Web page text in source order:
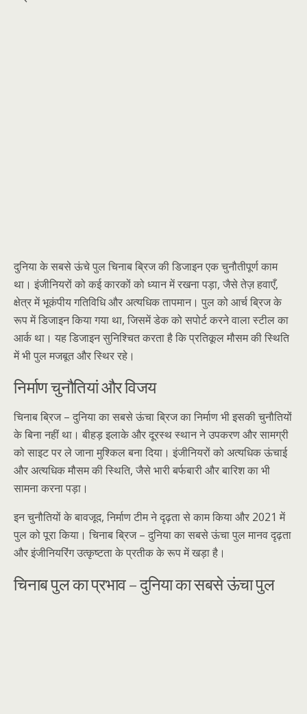
दुनिया के सबसे ऊंचे पुल चिनाब ब्रिज की डिजाइन एक चुनौतीपूर्ण काम
था। इंजीनियरों को कई कारकों को ध्यान में रखना पड़ा, जैसे तेज़ हवाएँ,
क्षेत्र में भूकंपीय गतिविधि और अत्यधिक तापमान। पुल को आर्च ब्रिज के
रूप में डिजाइन किया गया था, जिसमें डेक को सपोर्ट करने वाला स्टील का
आर्क था। यह डिजाइन सुनिश्चित करता है कि प्रतिकूल मौसम की स्थिति
में भी पुल मजबूत और स्थिर रहे।
निर्माण चुनौतियां और विजय
चिनाब ब्रिज – दुनिया का सबसे ऊंचा ब्रिज का निर्माण भी इसकी चुनौतियों
के बिना नहीं था। बीहड़ इलाके और दूरस्थ स्थान ने उपकरण और सामग्री
को साइट पर ले जाना मुश्किल बना दिया। इंजीनियरों को अत्यधिक ऊंचाई
और अत्यधिक मौसम की स्थिति, जैसे भारी बर्फबारी और बारिश का भी
सामना करना पड़ा।
इन चुनौतियों के बावजूद, निर्माण टीम ने दृढ़ता से काम किया और 2021 में
पुल को पूरा किया। चिनाब ब्रिज – दुनिया का सबसे ऊंचा पुल मानव दृढ़ता
और इंजीनियरिंग उत्कृष्टता के प्रतीक के रूप में खड़ा है।
चिनाब पुल का प्रभाव – दुनिया का सबसे ऊंचा पुल